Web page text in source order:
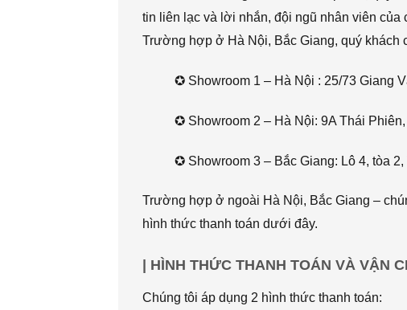
tin liên lạc và lời nhắn, đội ngũ nhân viên
Trường hợp ở Hà Nội, Bắc Giang, quý khách
✪ Showroom 1 – Hà Nội : 25/73 Giang
✪ Showroom 2 – Hà Nội: 9A Thái
✪ Showroom 3 – Bắc Giang: Lô 4, tòa
Trường hợp ở ngoài Hà Nội, Bắc Giang –
hình thức thanh toán dưới đây.
| HÌNH THỨC THANH TOÁN VÀ VẬN
Chúng tôi áp dụng 2 hình thức thanh toán: